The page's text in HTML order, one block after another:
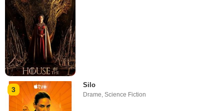
3
Silo
Drame ,Science Fiction